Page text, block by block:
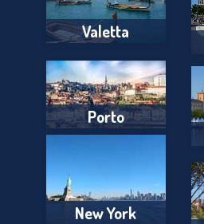
Valetta
Porto
New York